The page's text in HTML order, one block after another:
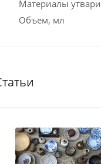
Материалы утвари
Объем, мл